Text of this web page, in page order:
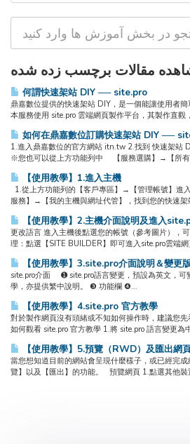
何謂快速架站 DIY ── site.pro
鼎嘉數位提供的快速架站 DIY，是一個能讓使用者
本服務使用 site.pro 雲端網頁製作平台，其製作直觀
如何在鼎嘉數位訂購快速架站 DIY ──
1.進入鼎嘉數位的官方網站 itn.tw 2.找到 快速架站
※您也可以從上方功能列中 【服務選購】→【所有
【使用教學】1.進入主機
1.從上方功能列的【客戶專區】→【管理帳號
服務】→【我的主機與網址代管】，找到您的快速架
【使用教學】2.主機介面說明及進入
更改語言 進入主機後點選您的帳號（參考圖片）
理：點選【SITE BUILDER】即可進入site.pro雲端
【使用教學】3.site.pro介面說明＆變更
site.pro介面 ➊ site.pro語言變更，預設為英文，可
學，亦提供繁中說明。 ❸ 功能欄 ❹...
【使用教學】4.site.pro 官方教學
對於製作網頁沒有頭緒或不知如何操作時，建議您
如何觀看 site.pro 官方教學 1.將 site.pro 語言變更為
【使用教學】5.預覽（RWD）及匯出網
當您想知道目前的網站會呈現什麼樣子，或已經完
覽】以及【匯出】的功能。 預覽網頁 1.點選其他裝